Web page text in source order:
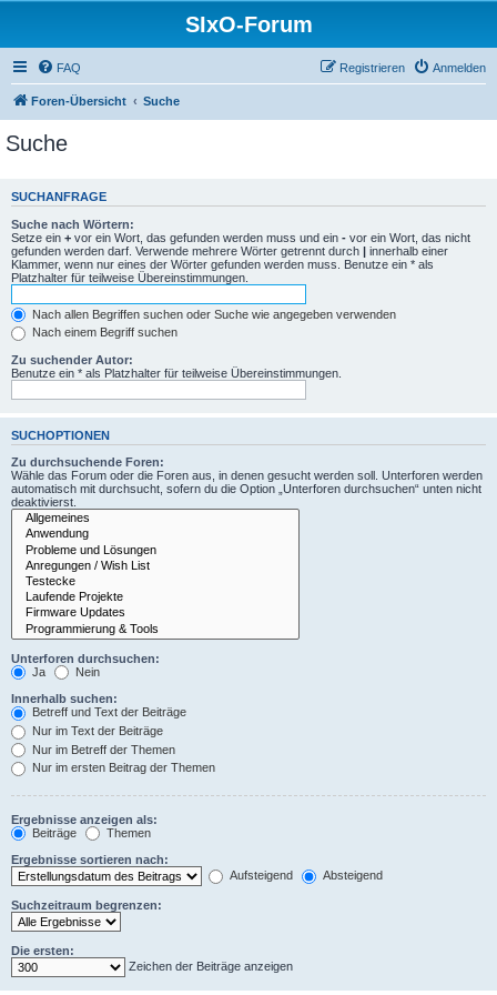
SIxO-Forum
FAQ Anmelden
Registrieren
Foren-Übersicht Suche
Suche
SUCHANFRAGE
Suche nach Wörtern:
Setze ein + vor ein Wort, das gefunden werden muss und ein - vor ein Wort, das nicht
gefunden werden darf. Verwende mehrere Wörter getrennt durch | innerhalb einer
Klammer, wenn nur eines der Wörter gefunden werden muss. Benutze ein * als
Platzhalter für teilweise Übereinstimmungen.
Nach allen Begriffen suchen oder Suche wie angegeben verwenden
Nach einem Begriff suchen
Zu suchender Autor:
Benutze ein * als Platzhalter für teilweise Übereinstimmungen.
SUCHOPTIONEN
Zu durchsuchende Foren:
Wähle das Forum oder die Foren aus, in denen gesucht werden soll. Unterforen werden
automatisch mit durchsucht, sofern du die Option „Unterforen durchsuchen“ unten nicht
deaktivierst.
Unterforen durchsuchen:
Ja
Nein
Innerhalb suchen:
Betreff und Text der Beiträge
Nur im Text der Beiträge
Nur im Betreff der Themen
Nur im ersten Beitrag der Themen
Ergebnisse anzeigen als:
Beiträge
Themen
Ergebnisse sortieren nach:
Aufsteigend
Absteigend
Suchzeitraum begrenzen:
Die ersten:
Zeichen der Beiträge anzeigen